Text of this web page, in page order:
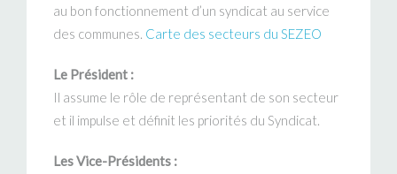
au bon fonctionnement d’un syndicat au service
des communes. Carte des secteurs du SEZEO
Le Président :
Il assume le rôle de représentant de son secteur
et il impulse et définit les priorités du Syndicat.
Les Vice-Présidents :